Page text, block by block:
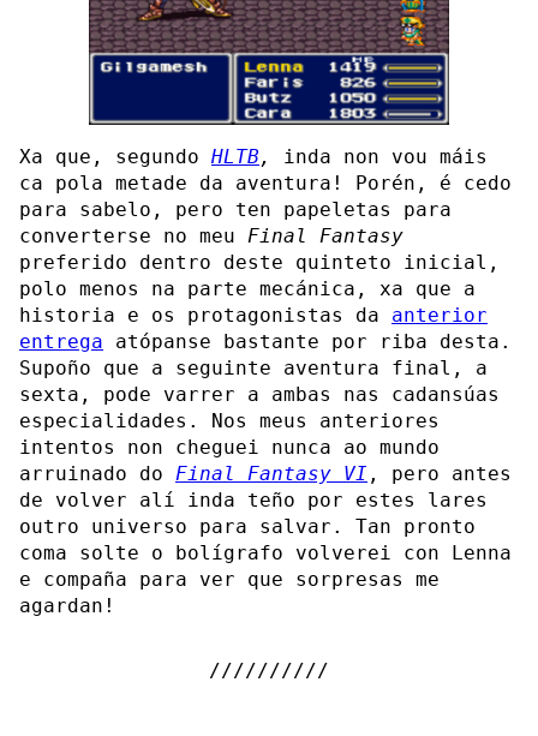
Xa que, segundo HLTB ,
inda non vou máis
ca pola metade da aventura! Porén, é cedo
para sabelo, pero ten papeletas para
converterse no meu Final Fantasy
preferido dentro deste quinteto inicial,
polo menos na parte mecánica, xa que a
historia e os protagonistas da anterior
entrega atópanse bastante por riba desta.
Supoño que a seguinte aventura final, a
sexta, pode varrer a ambas nas cadansúas
especialidades. Nos meus anteriores
intentos non cheguei nunca ao mundo
arruinado do Final Fantasy VI , pero antes
de volver alí inda teño por estes lares
outro universo para salvar. Tan pronto
coma solte o bolígrafo volverei con Lenna
e compaña para ver que sorpresas me
agardan!